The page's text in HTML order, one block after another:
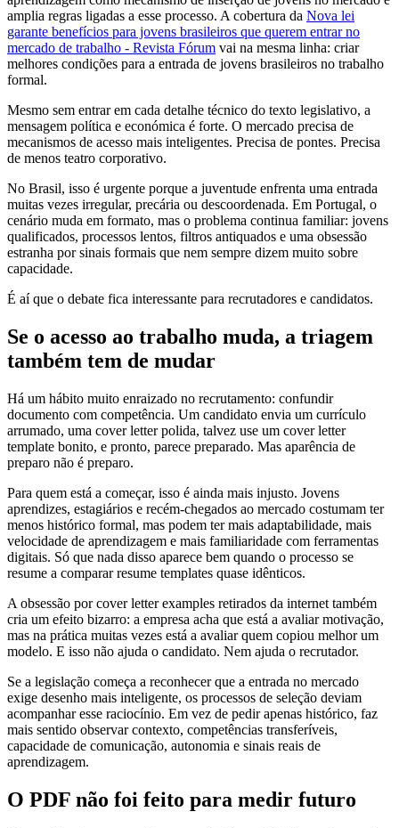
amplia regras ligadas a esse processo. A cobertura da Nova lei
garante benefícios para jovens brasileiros que querem entrar no
mercado de trabalho - Revista Fórum vai na mesma linha: criar
melhores condições para a entrada de jovens brasileiros no trabalho
formal.
Mesmo sem entrar em cada detalhe técnico do texto legislativo, a
mensagem política e económica é forte. O mercado precisa de
mecanismos de acesso mais inteligentes. Precisa de pontes. Precisa
de menos teatro corporativo.
No Brasil, isso é urgente porque a juventude enfrenta uma entrada
muitas vezes irregular, precária ou descoordenada. Em Portugal, o
cenário muda em formato, mas o problema continua familiar: jovens
qualificados, processos lentos, filtros antiquados e uma obsessão
estranha por sinais formais que nem sempre dizem muito sobre
capacidade.
É aí que o debate fica interessante para recrutadores e candidatos.
Se o acesso ao trabalho muda, a triagem
também tem de mudar
Há um hábito muito enraizado no recrutamento: confundir
documento com competência. Um candidato envia um currículo
arrumado, uma cover letter polida, talvez use um cover letter
template bonito, e pronto, parece preparado. Mas aparência de
preparo não é preparo.
Para quem está a começar, isso é ainda mais injusto. Jovens
aprendizes, estagiários e recém-chegados ao mercado costumam ter
menos histórico formal, mas podem ter mais adaptabilidade, mais
velocidade de aprendizagem e mais familiaridade com ferramentas
digitais. Só que nada disso aparece bem quando o processo se
resume a comparar resume templates quase idênticos.
A obsessão por cover letter examples retirados da internet também
cria um efeito bizarro: a empresa acha que está a avaliar motivação,
mas na prática muitas vezes está a avaliar quem copiou melhor um
modelo. E isso não ajuda o candidato. Nem ajuda o recrutador.
Se a legislação começa a reconhecer que a entrada no mercado
exige desenho mais inteligente, os processos de seleção deviam
acompanhar esse raciocínio. Em vez de pedir apenas histórico, faz
mais sentido observar contexto, competências transferíveis,
capacidade de comunicação, autonomia e sinais reais de
aprendizagem.
O PDF não foi feito para medir futuro